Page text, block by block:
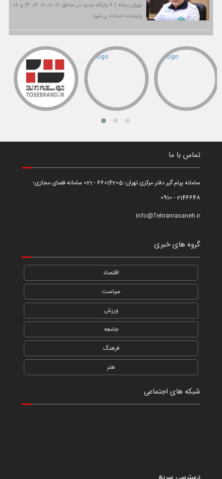
تهران رسانه | ۶ پایگاه جدید در مناطق ۷، ۱۰، ۱۱، ۱۲، ۱۳ و ۱۸
پایتخت احداث ی شود.
تماس با ما
سامانه پیام گیر دفتر مرکزی تهران؛ 66014205 - 021 سامانه فضای مجازی؛
2146648 - 0910
info@Tehranrasaneh.ir
گروه های خبری
اقتصاد
سیاست
ورزش
جامعه
فرهنگ
هنر
شبکه های اجتماعی